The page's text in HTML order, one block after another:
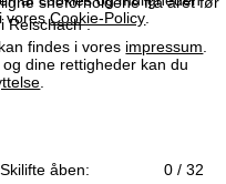
voresCookie-Policy
findes i vores impressum
dine rettigheder kan du
Reischach .
Skilifte åben: 0 / 32